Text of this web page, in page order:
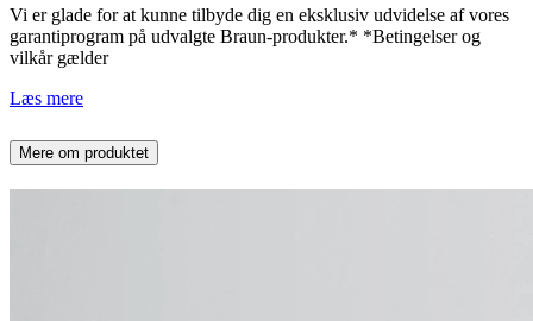
Vi er glade for at kunne tilbyde dig en eksklusiv udvidelse af vores
garantiprogram på udvalgte Braun-produkter.* *Betingelser og
vilkår gælder
Læs mere
Mere om produktet